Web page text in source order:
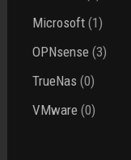
Microsoft(1)
OPNsense (3)
TrueNas (0)
VMware (0)